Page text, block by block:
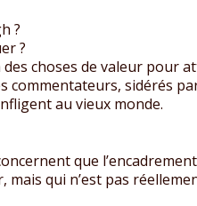
?
?
des choses de valeur pour
commentateurs, sidérés
au vieux monde.
que
mais qui n’est pas